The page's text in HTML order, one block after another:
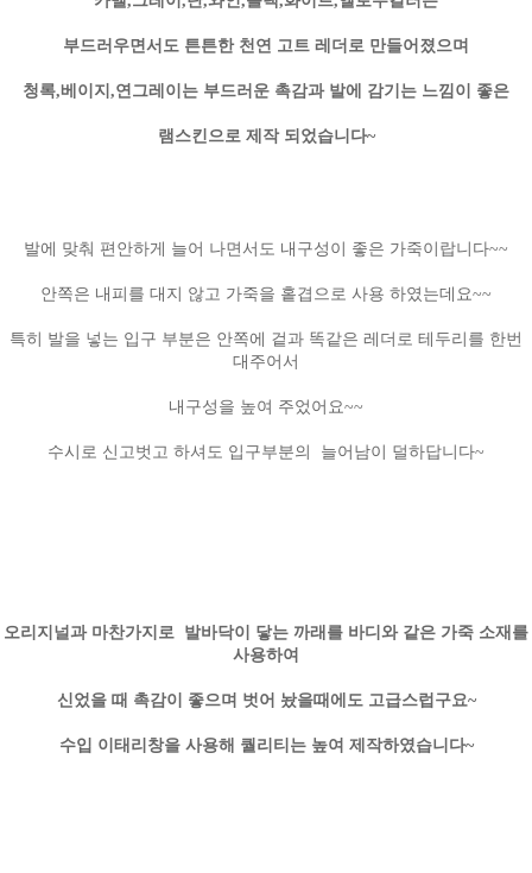
부드러우면서도 튼튼한 천연 고트 레더로 만들어졌으며
청록,베이지,연그레이는 부드러운 촉감과 발에 감기는 느낌이 좋은
램스킨으로 제작 되었습니다~
발에 맞춰 편안하게 늘어 나면서도 내구성이 좋은 가죽이랍니다~~
안쪽은 내피를 대지 않고 가죽을 홑겹으로 사용 하였는데요~~
특히 발을 넣는 입구 부분은 안쪽에 겉과 똑같은 레더로 테두리를 한번
대주어서
내구성을 높여 주었어요~~
수시로 신고벗고 하셔도 입구부분의 늘어남이 덜하답니다~
오리지널과 마찬가지로 발바닥이 닿는 까래를 바디와 같은 가죽 소재를
사용하여
신었을 때 촉감이 좋으며 벗어 놨을때에도 고급스럽구요~
수입 이태리창을 사용해 퀄리티는 높여 제작하였습니다~